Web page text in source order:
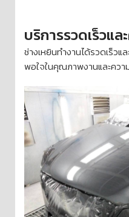
บริการรวดเร็วแล
ช่างเหยินทำงานได้รวดเร็ว
พอใจในคุณภาพงานและควา